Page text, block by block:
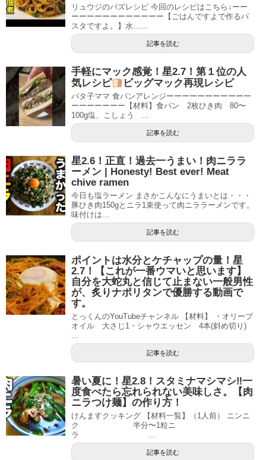
リュウジのバズレシピ 今回のレシピはこちら↓ーー
ーーーーーーーーーーーー【ごはんですよで作るパ
スタですよ。】水…...
記事を読む
手軽にマック感覚！星2.7！第１位の人
気レシピ
ビッグマック再現レシピ
バタ子ママ 食パンアレンジーーーーーーーーーーー
ーーーーーーー【材料】食パン 2枚ひき肉 80〜
100g塩、こしょう ...
記事を読む
星2.6！正直！過去一うまい！肉ニララ
ーメン | Honesty! Best ever! Meat
chive ramen
今日も塩ラーメン まさかこんなにうまいとは・・・
豚ひき肉150gとニラ1束使って肉ニララーメンです。
味付けは...
記事を読む
ポイントは水分とケチャップの量！星
2.7！【これが一番ウマいと思います】
自分を大蛇丸と信じて止まない一般男性
が、炙りナポリタンで優勝する動画で
す。
とっくんのYouTubeチャンネル 【材料】 ・オリーブ
オイル 大さじ1・シャウエッセン 4本(斜め切り)
...
記事を読む
暑い夏に！星2.8！スタミナマシマシ‼︎一
度食べたら忘れられない美味しさ。【肉
ニラつけ麺】の作り方！
けんますクッキング 【材料一覧】（1人前） ニンニ
ク 半分〜1粒ニ
ラ ...
記事を読む